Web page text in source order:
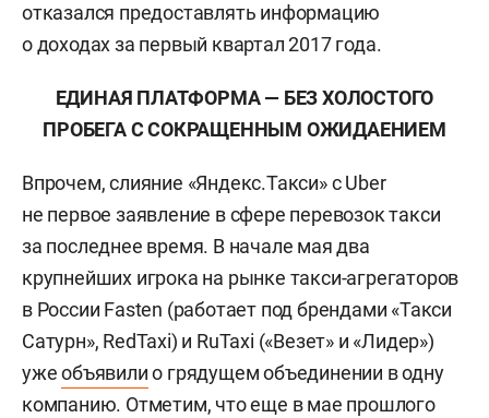
отказался предоставлять информацию
о доходах за первый квартал 2017 года.
ЕДИНАЯ ПЛАТФОРМА — БЕЗ ХОЛОСТОГО
ПРОБЕГА С СОКРАЩЕННЫМ ОЖИДАЕНИЕМ
Впрочем, слияние «Яндекс.Такси» с Uber
не первое заявление в сфере перевозок такси
за последнее время. В начале мая два
крупнейших игрока на рынке такси-агрегаторов
в России Fasten (работает под брендами «Такси
Сатурн», RedTaxi) и RuTaxi («Везет» и «Лидер»)
ужеобъявилио грядущем объединении в одну
компанию. Отметим, что еще в мае прошлого